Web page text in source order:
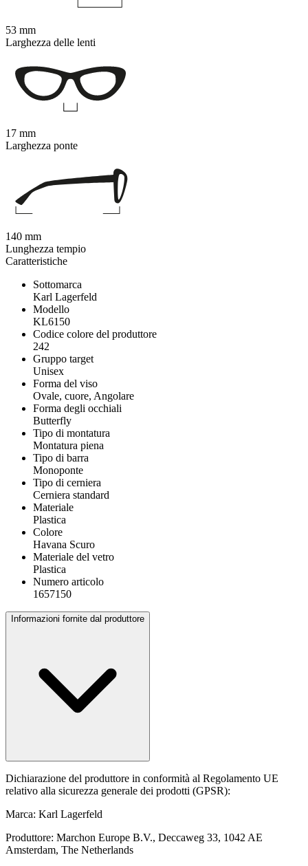
Caratteristiche
Sottomarca
Karl Lagerfeld
Modello
KL6150
Codice colore del produttore
242
Gruppo target
Unisex
Forma del viso
Ovale, cuore, Angolare
Forma degli occhiali
Butterfly
Tipo di montatura
Montatura piena
Tipo di barra
Monoponte
Tipo di cerniera
Cerniera standard
Materiale
Plastica
Colore
Havana Scuro
Materiale del vetro
Plastica
Numero articolo
1657150
Informazioni fornite dal produttore
Dichiarazione del produttore in conformità al Regolamento UE
relativo alla sicurezza generale dei prodotti (GPSR):
Marca: Karl Lagerfeld
Produttore: Marchon Europe B.V., Deccaweg 33, 1042 AE
Amsterdam, The Netherlands
53 mm
Larghezza delle lenti
17 mm
Larghezza ponte
140 mm
Lunghezza tempio